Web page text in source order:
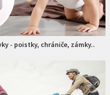
- poistky, chrániče, zámky..